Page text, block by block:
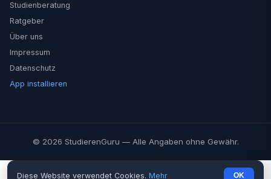
Studienberatung
Ratgeber
Über uns
Impressum
Datenschutz
App installieren
© 2026 StudierenGuru — Alle Angaben ohne Gewähr.
Diese Website verwendet Cookies. Mehr OK